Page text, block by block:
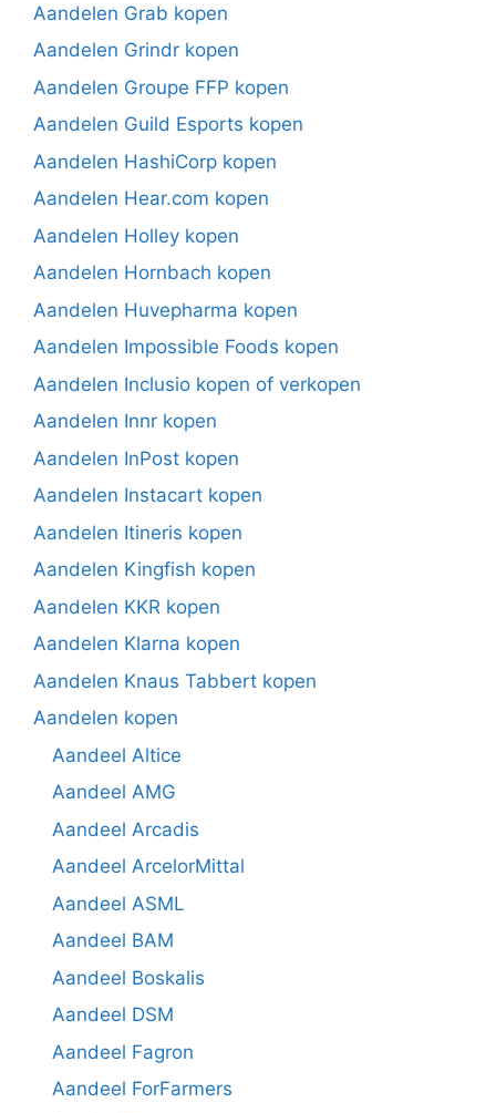
Aandelen Grab kopen
Aandelen Grindr kopen
Aandelen Groupe FFP kopen
Aandelen Guild Esports kopen
Aandelen HashiCorp kopen
Aandelen Hear.com kopen
Aandelen Holley kopen
Aandelen Hornbach kopen
Aandelen Huvepharma kopen
Aandelen Impossible Foods kopen
Aandelen Inclusio kopen of verkopen
Aandelen Innr kopen
Aandelen InPost kopen
Aandelen Instacart kopen
Aandelen Itineris kopen
Aandelen Kingfish kopen
Aandelen KKR kopen
Aandelen Klarna kopen
Aandelen Knaus Tabbert kopen
Aandelen kopen
Aandeel Altice
Aandeel AMG
Aandeel Arcadis
Aandeel ArcelorMittal
Aandeel ASML
Aandeel BAM
Aandeel Boskalis
Aandeel DSM
Aandeel Fagron
Aandeel ForFarmers